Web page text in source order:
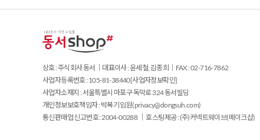
상호 : 주식회사 동서｜대표이사 : 윤세철, 김종희｜FAX : 02-716-7862
사업자등록번호 : 105-81-38440[사업자정보확인]
사업자소재지 : 서울특별시 마포구 독막로 324 동서빌딩
개인정보보호책임자 : 박복기 임원(privacy@dongsuh.com)
통신판매업 신고번호 : 2004-00288 ｜ 호스팅제공 : (주)커넥트웨이브(메이크샵)